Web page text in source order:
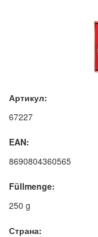
Артикул:
67227
EAN:
8690804360565
Füllmenge:
250 g
Страна: